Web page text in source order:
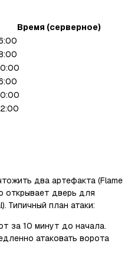
Время (серверное)
два артефакта (Flame
открывает дверь для
Типичный план атаки:
за 10 минут до начала.
атаковать ворота